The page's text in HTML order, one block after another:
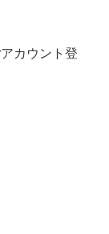
カウント登